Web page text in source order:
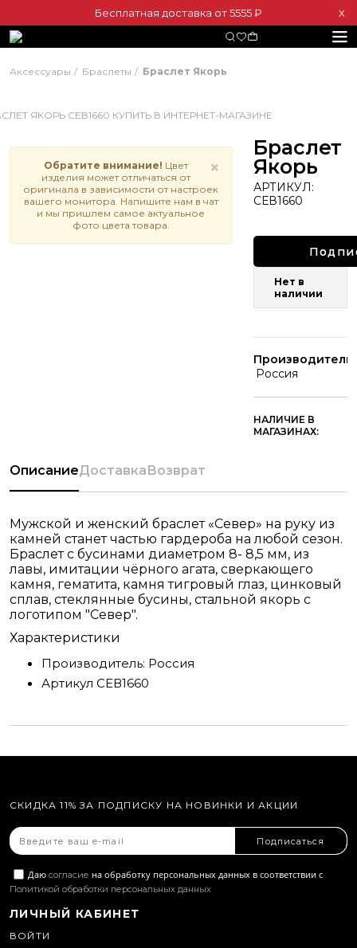
Бесплатная доставка от 5555 ₽ Х
Аксессуары Браслеты Браслет Якорь
×
Обратите внимание! Цвет
изделия может отличаться от
оригинала в зависимости от настроек
вашего монитора. Напишите нам в чат
и мы пришлем самое актуальное
фото цвета товара.
Браслет
Якорь
АРТИКУЛ:
СЕВ1660
Нет в
наличии
Производитель:
Россия
НАЛИЧИЕ В
МАГАЗИНАХ:
ОписаниеДоставкаВозврат
Мужской и женский браслет «Север» на руку из
камней станет частью гардероба на любой сезон.
Браслет с бусинами диаметром 8- 8,5 мм, из
лавы, имитации чёрного агата, сверкающего
камня, гематита, камня тигровый глаз, цинковый
сплав, стеклянные бусины, стальной якорь с
логотипом "Север".
Характеристики
Производитель: Россия
Артикул СЕВ1660
СКИДКА 11% ЗА ПОДПИСКУ НА НОВИНКИ И АКЦИИ
Подписаться
Даю согласие на обработку персональных данных в соответствии с
Политикой обработки персональных данных
ЛИЧНЫЙ КАБИНЕТ
ВОЙТИ